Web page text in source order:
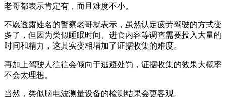
老哥都表示肯定有，而且难度不小。
不愿透露姓名的警察老哥就表示，虽然认定疲劳驾驶的方式变
多了，但因为类似睡眠时间、进食内容等调查需要投入大量的
时间和精力，这其实变相增加了证据收集的难度。
再加上驾驶人往往会倾向于逃避处罚，证据收集的效果大概率
不会太理想。
当然，类似脑电波测量设备的检测结果会更客观。